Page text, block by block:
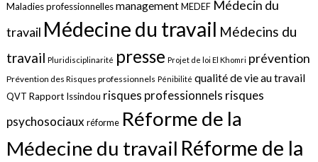
Maladies professionnellesmanagement MEDEF Médecin du
travail Médecine du travail Médecins du
travail Pluridisciplinarité presse Projet de loi El Khomri prévention
Prévention des Risques professionnels Pénibilité qualité de vie au travail
QVT Rapport Issindou risques professionnels risques
psychosociaux réforme Réforme de la
Médecine du travail Réforme de la